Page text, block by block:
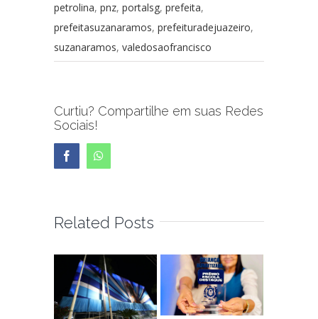
petrolina,pnz,portalsg,prefeita,
prefeitasuzanaramos,prefeituradejuazeiro,
suzanaramos,valedosaofrancisco
Curtiu? Compartilhe em suas Redes
Sociais!
Facebook
Related Posts